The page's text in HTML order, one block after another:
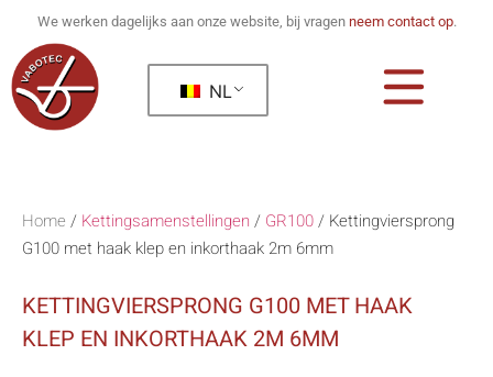
We werken dagelijks aan onze website, bij vragen neem contact op.
NL
Home / Kettingsamenstellingen / GR100/ Kettingviersprong
G100 met haak klep en inkorthaak 2m 6mm
KETTINGVIERSPRONG G100 MET HAAK
KLEP EN INKORTHAAK 2M 6MM